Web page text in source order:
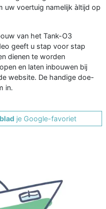
uw voertuig namelijk àltijd op
van het Tank-O3
geeft u stap voor stap
dienen te worden
en laten inbouwen bij
website. De handige doe-
in.
je Google-favoriet